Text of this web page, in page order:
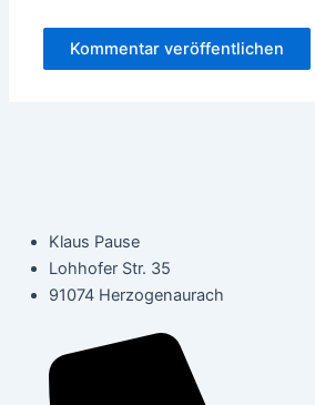
Klaus Pause
Lohhofer Str. 35
91074 Herzogenaurach